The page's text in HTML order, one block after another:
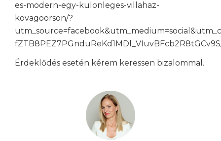
es-modern-egy-kulonleges-villahaz-
kovagoorson/?
Érdeklődés esetén kérem keressen bizalommal.